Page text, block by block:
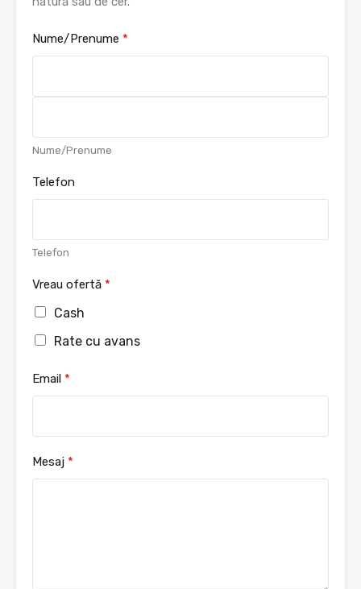
Nume/Prenume *
s
ta
t
Nume/Prenume
Telefon
Telefon
Vreau ofertă *
Cash
Rate cu avans
Email *
Mesaj *